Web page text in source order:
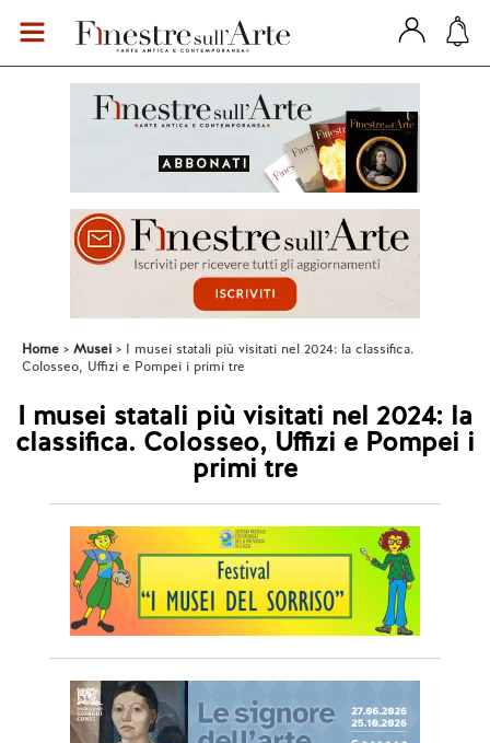
Home Musei
I musei statali più visitati nel 2024: la classifica.
Colosseo, Uffizi e Pompei i primi tre
I musei statali più visitati nel 2024: la
classifica. Colosseo, Uffizi e Pompei i
primi tre